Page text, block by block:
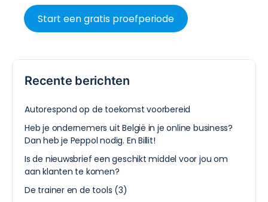
Start een gratis proefperiode
Recente berichten
Autorespond op de toekomst voorbereid
Heb je ondernemers uit België in je online business?
Dan heb je Peppol nodig. En Billit!
Is de nieuwsbrief een geschikt middel voor jou om
aan klanten te komen?
De trainer en de tools (3)